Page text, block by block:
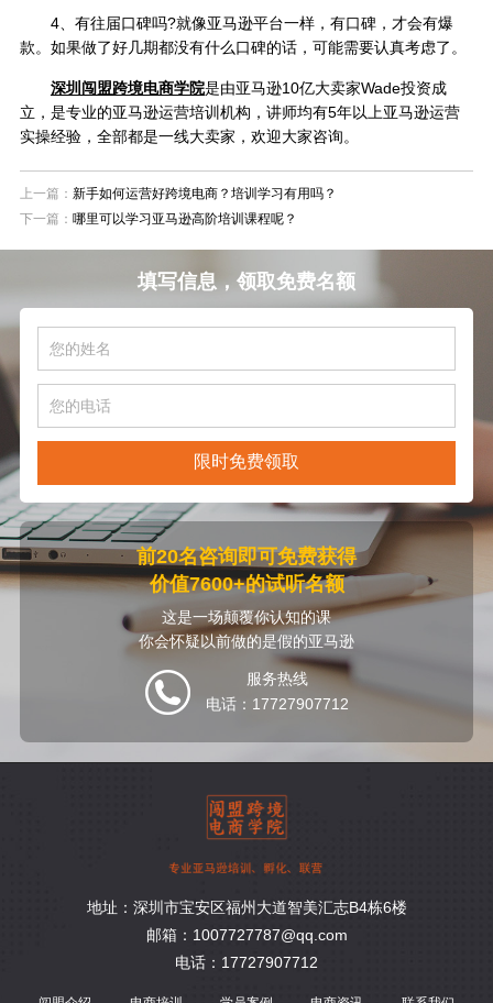
4、有往届口碑吗?就像亚马逊平台一样，有口碑，才会有爆
款。如果做了好几期都没有什么口碑的话，可能需要认真考虑了。
深圳闯盟跨境电商学院是由亚马逊10亿大卖家Wade投资成
立，是专业的亚马逊运营培训机构，讲师均有5年以上亚马逊运营
实操经验，全部都是一线大卖家，欢迎大家咨询。
上一篇： 新手如何运营好跨境电商？培训学习有用吗？
下一篇： 哪里可以学习亚马逊高阶培训课程呢？
填写信息，领取免费名额
限时免费领取
前20名咨询即可免费获得
价值7600+的试听名额
这是一场颠覆你认知的课
你会怀疑以前做的是假的亚马逊
服务热线
电话：17727907712
地址：深圳市宝安区福州大道智美汇志B4栋6楼
邮箱：1007727787@qq.com
电话：17727907712